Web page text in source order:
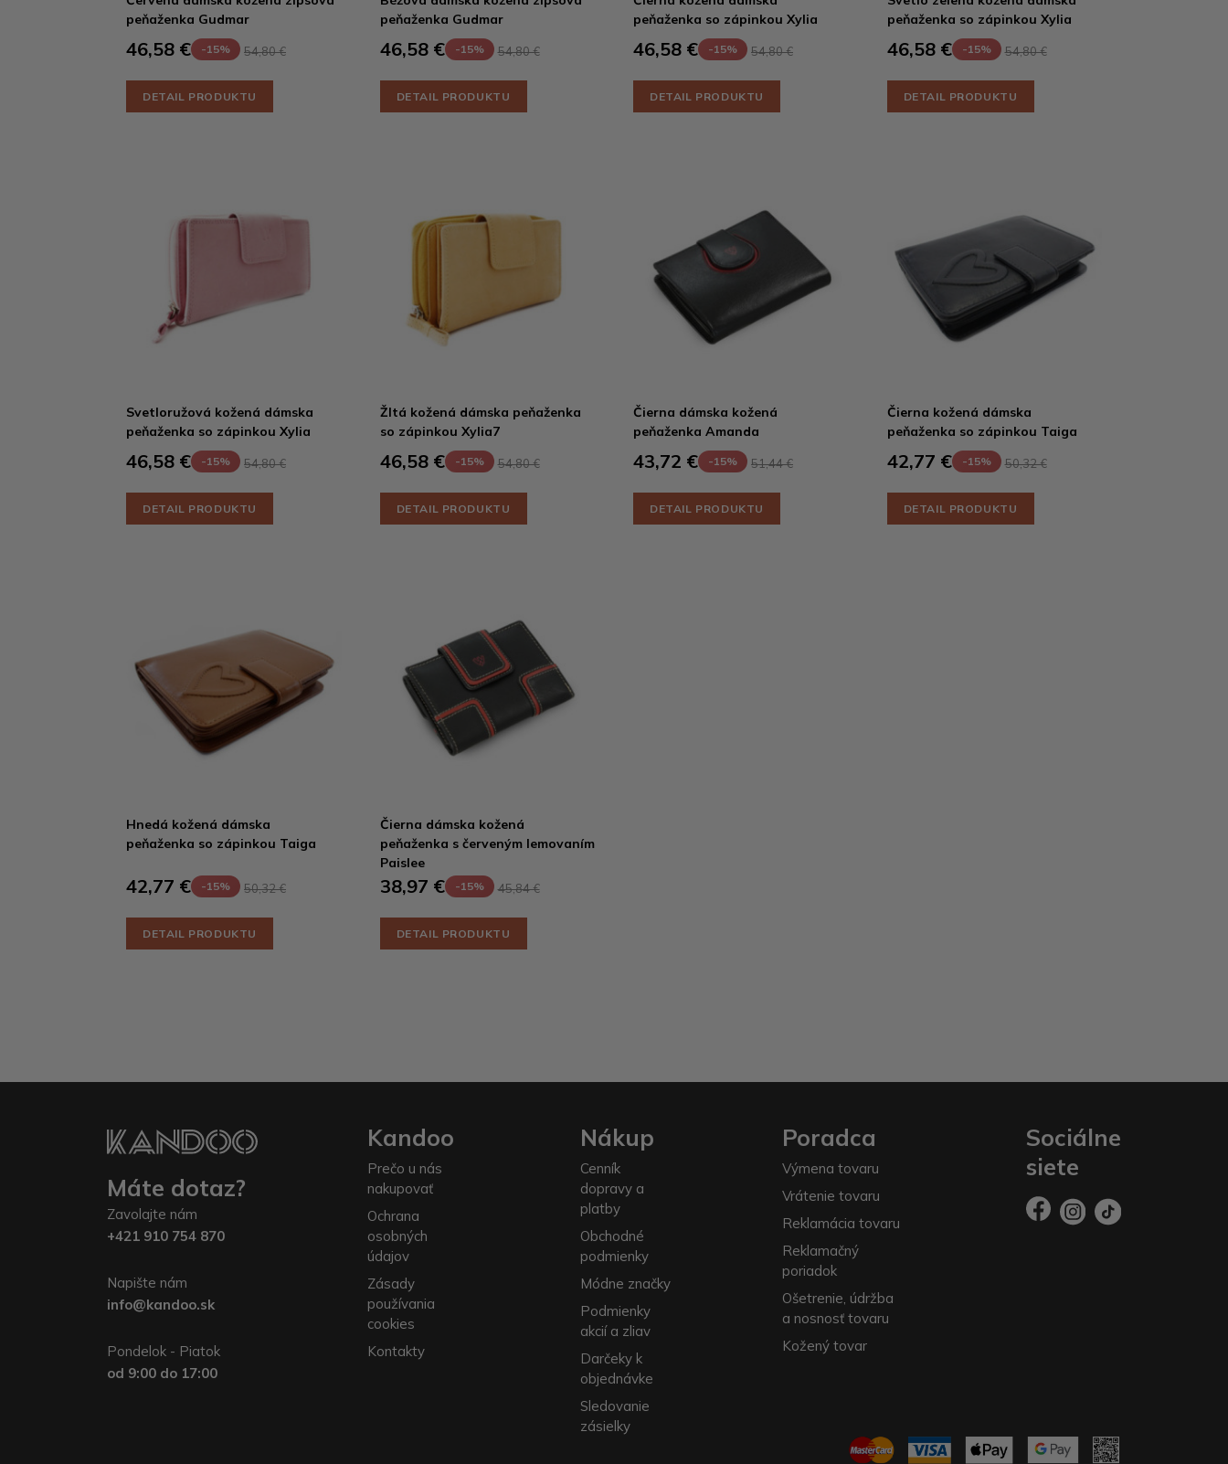
peňaženka Gudmar
46,58 € -15% 54,80 €
DETAIL PRODUKTU
peňaženka Gudmar
46,58 € -15% 54,80 €
DETAIL PRODUKTU
peňaženka so zápinkou Xylia
46,58 € -15% 54,80 €
DETAIL PRODUKTU
peňaženka so zápinkou Xylia
46,58 € -15% 54,80 €
DETAIL PRODUKTU
Svetloružová kožená dámska
peňaženka so zápinkou Xylia
46,58 € -15% 54,80 €
DETAIL PRODUKTU
Žltá kožená dámska peňaženka
so zápinkou Xylia7
46,58 € -15% 54,80 €
DETAIL PRODUKTU
Čierna dámska kožená
peňaženka Amanda
43,72 € -15% 51,44 €
DETAIL PRODUKTU
Čierna kožená dámska
peňaženka so zápinkou Taiga
42,77 € -15% 50,32 €
DETAIL PRODUKTU
Hnedá kožená dámska
peňaženka so zápinkou Taiga
42,77 € -15% 50,32 €
DETAIL PRODUKTU
Čierna dámska kožená
peňaženka s červeným lemovaním
Paislee
38,97 € -15% 45,84 €
DETAIL PRODUKTU
Máte dotaz?
Zavolajte nám
+421 910 754 870
Napište nám
info@kandoo.sk
Pondelok - Piatok
od 9:00 do 17:00
Kandoo
Prečo u nás
nakupovať
Ochrana
osobných
údajov
Zásady
používania
cookies
Kontakty
Nákup
Cenník
dopravy a
platby
Obchodné
podmienky
Módne značky
Podmienky
akcií a zliav
Darčeky k
objednávke
Sledovanie
zásielky
Poradca
Výmena tovaru
Vrátenie tovaru
Reklamácia tovaru
Reklamačný
poriadok
Ošetrenie, údržba
a nosnosť tovaru
Kožený tovar
Sociálne
siete